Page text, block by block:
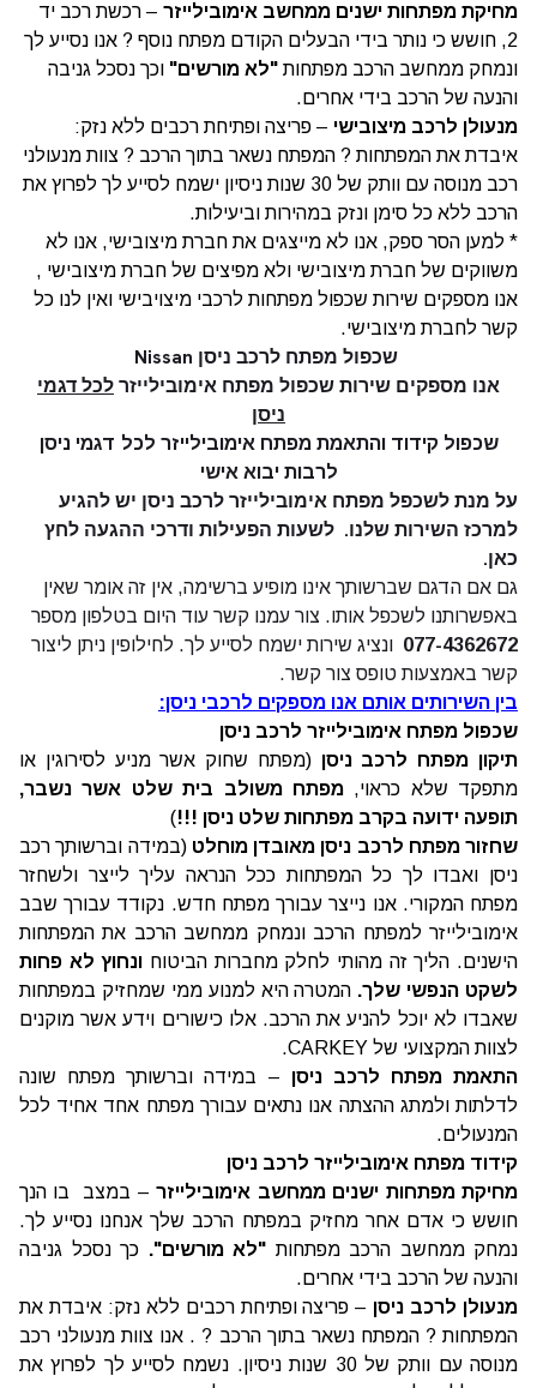
מחיקת מפתחות ישנים ממחשב אימובילייזר – רכשת רכב יד
2, חושש כי נותר בידי הבעלים הקודם מפתח נוסף ? אנו נסייע לך
ונמחק ממחשב הרכב מפתחות "לא מורשים" וכך נסכל גניבה
והנעה של הרכב בידי אחרים.
מנעולן לרכב מיצובישי – פריצה ופתיחת רכבים ללא נזק:
איבדת את המפתחות ? המפתח נשאר בתוך הרכב ? צוות מנעולני
רכב מנוסה עם וותק של 30 שנות ניסיון ישמח לסייע לך לפרוץ את
הרכב ללא כל סימן ונזק במהירות וביעילות.
* למען הסר ספק, אנו לא מייצגים את חברת מיצובישי, אנו לא
משווקים של חברת מיצובישי ולא מפיצים של חברת מיצובישי ,
אנו מספקים שירות שכפול מפתחות לרכבי מיצויבישי ואין לנו כל
קשר לחברת מיצובישי.
שכפול מפתח לרכב ניסן Nissan
אנו מספקים שירות שכפול מפתח אימובילייזרלכל דגמי
ניסן
שכפול קידוד והתאמת מפתח אימובילייזר לכל דגמי ניסן
לרבות יבוא אישי
על מנת לשכפל מפתח אימובילייזר לרכב ניסן יש להגיע
למרכז השירות שלנו. לשעות הפעילות ודרכי ההגעה לחץ
כאן.
גם אם הדגם שברשותך אינו מופיע ברשימה, אין זה אומר שאין
באפשרותנו לשכפל אותו. צור עמנו קשר עוד היום בטלפון מספר
077-4362672 ונציג שירות ישמח לסייע לך. לחילופין ניתן ליצור
קשר באמצעות טופס צור קשר.
בין השירותים אותם אנו מספקים לרכבי ניסן:
שכפול מפתח אימובילייזר לרכב ניסן
תיקון מפתח לרכב ניסן (מפתח שחוק אשר מניע לסירוגין או
מתפקד שלא כראוי,מפתח משולב בית שלט אשר נשבר,
תופעה ידועה בקרב מפתחות שלט ניסן !!!)
שחזור מפתח לרכב ניסן מאובדן מוחלט (במידה וברשותך רכב
ניסן ואבדו לך כל המפתחות ככל הנראה עליך לייצר ולשחזר
מפתח המקורי. אנו נייצר עבורך מפתח חדש. נקודד עבורך שבב
אימובילייזר למפתח הרכב ונמחק ממחשב הרכב את המפתחות
הישנים. הליך זה מהותי לחלק מחברות הביטוח ונחוץ לא פחות
לשקט הנפשי שלך. המטרה היא למנוע ממי שמחזיק במפתחות
שאבדו לא יוכל להניע את הרכב. אלו כישורים וידע אשר מוקנים
לצוות המקצועי של CARKEY.
התאמת מפתח לרכב ניסן – במידה וברשותך מפתח שונה
לדלתות ולמתג ההצתה אנו נתאים עבורך מפתח אחד אחיד לכל
המנעולים.
קידוד מפתח אימובילייזר לרכב ניסן
מחיקת מפתחות ישנים ממחשב אימובילייזר– במצב בו הנך
חושש כי אדם אחר מחזיק במפתח הרכב שלך אנחנו נסייע לך.
נמחק ממחשב הרכב מפתחות "לא מורשים". כך נסכל גניבה
והנעה של הרכב בידי אחרים.
מנעולן לרכב ניסן – פריצה ופתיחת רכבים ללא נזק: איבדת את
המפתחות ? המפתח נשאר בתוך הרכב ? . אנו צוות מנעולני רכב
מנוסה עם וותק של 30 שנות ניסיון. נשמח לסייע לך לפרוץ את